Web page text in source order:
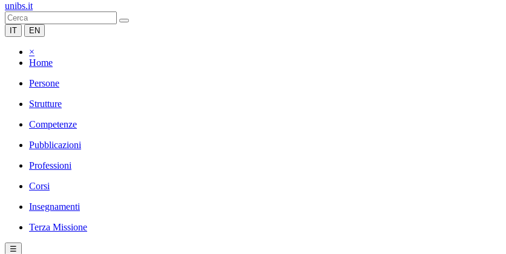
unibs.it
IT EN
×
Home
Persone
Strutture
Competenze
Pubblicazioni
Professioni
Corsi
Insegnamenti
Terza Missione
☰